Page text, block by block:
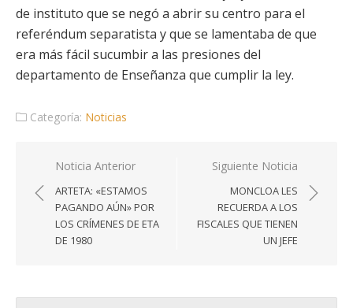
de instituto que se negó a abrir su centro para el
referéndum separatista y que se lamentaba de que
era más fácil sucumbir a las presiones del
departamento de Enseñanza que cumplir la ley.
Categoría: Noticias
Navegación
de
entradas
Noticia Anterior
ARTETA: «ESTAMOS
PAGANDO AÚN» POR
LOS CRÍMENES DE ETA
DE 1980
Siguiente Noticia
MONCLOA LES
RECUERDA A LOS
FISCALES QUE TIENEN
UN JEFE